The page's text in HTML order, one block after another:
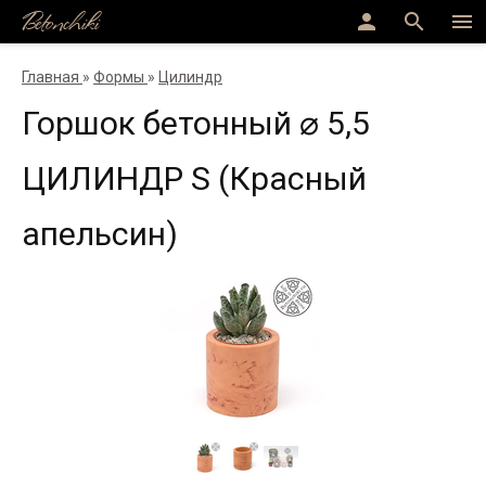
menu
search
person
Betonchiki
Главная » Формы » Цилиндр
Горшок бетонный ⌀ 5,5
ЦИЛИНДР S (Красный
апельсин)